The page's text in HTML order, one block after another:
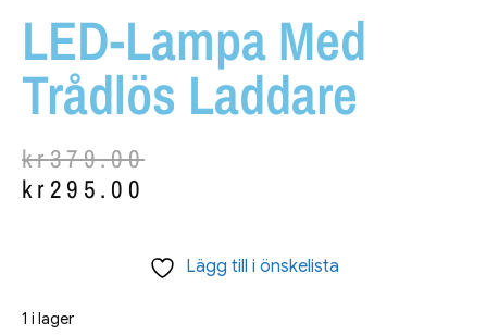
LED-Lampa Med
Trådlös Laddare
kr379.00
kr295.00
Lägg till i önskelista
1 i lager